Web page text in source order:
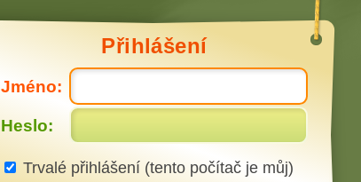
Přihlášení
Jméno:
Heslo:
Trvalé přihlášení (tento počítač je můj)